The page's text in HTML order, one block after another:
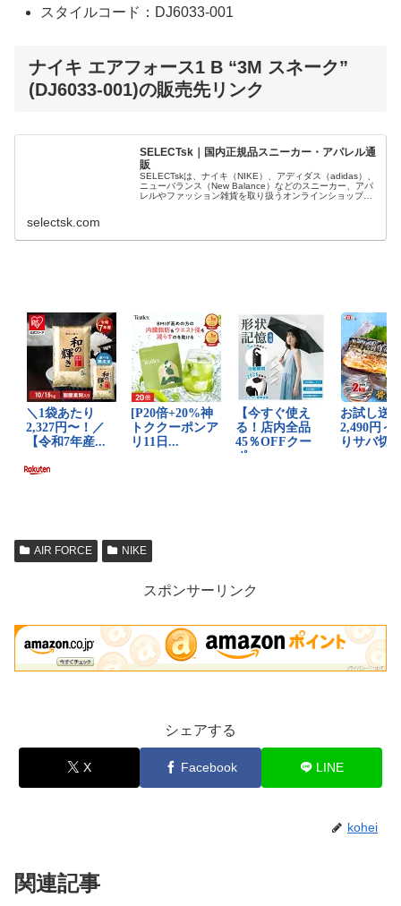
スタイルコード：DJ6033-001
ナイキ エアフォース1 B “3M スネーク”
(DJ6033-001)の販売先リンク
SELECTsk｜国内正規品スニーカー・アパレル通
販
SELECTskは、ナイキ（NIKE）、アディダス（adidas）、
ニューバランス（New Balance）などのスニーカー、アパ
レルやファッション雑貨を取り扱うオンラインショップで
selectsk.com
AIR FORCE NIKE
スポンサーリンク
シェアする
X Facebook LINE
kohei
関連記事